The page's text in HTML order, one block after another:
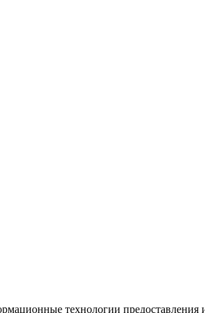
технологии предоставления